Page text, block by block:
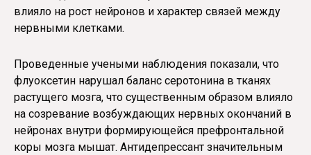
влияло на рост нейронов и характер связей между
нервными клетками.
Проведенные учеными наблюдения показали, что
флуоксетин нарушал баланс серотонина в тканях
растущего мозга, что существенным образом влияло
на созревание возбуждающих нервных окончаний в
нейронах внутри формирующейся префронтальной
коры мозга мышат. Антидепрессант значительным